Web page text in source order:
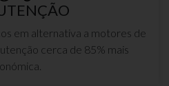
em alternativa a motores de
cerca de 85% mais